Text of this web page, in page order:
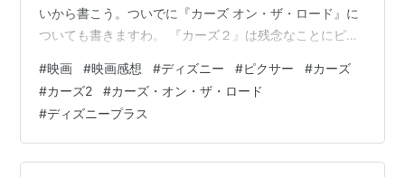
いから書こう。ついでに『カーズ オン・ザ・ロード』に
ついても書きますわ。 『カーズ２』は残念なことにピク
ーズ』のレースの中での新世代と旧世代の衝突、そして
和解という路線をかなぐり捨て、スパイ映画路線を打ち
出した。何故。 監督ジョン・ラセターはこの作品を最後
にセクハラのせいもありピクサーからは追い出されたた
め遺作となっている。この物悲しさは作品の出来も含め
#映画 #映画感想 #ディズニー #ピクサー #カーズ
#カーズ2 #カーズ・オン・ザ・ロード
#ディズニープラス